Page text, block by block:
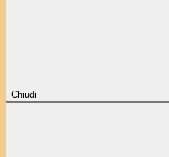
Chiudi